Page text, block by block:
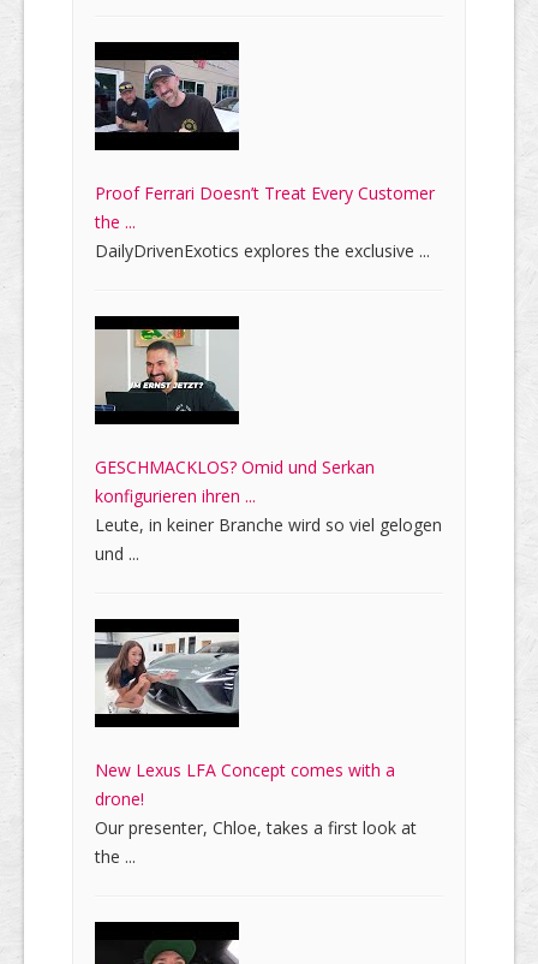
Proof Ferrari Doesn’t Treat Every Customer
the ...
DailyDrivenExotics explores the exclusive ...
GESCHMACKLOS? Omid und Serkan
konfigurieren ihren ...
Leute, in keiner Branche wird so viel gelogen
und ...
New Lexus LFA Concept comes with a
drone!
Our presenter, Chloe, takes a first look at
the ...